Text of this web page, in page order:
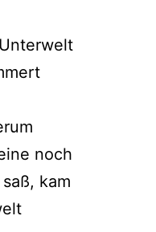
noch
kam